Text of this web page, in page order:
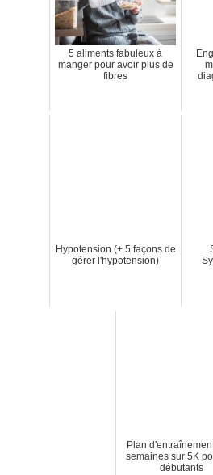
5 aliments fabuleux à
manger pour avoir plus de
fibres
Hypotension (+ 5 façons de
gérer l'hypotension)
Plan
semaines sur 5K
débutants